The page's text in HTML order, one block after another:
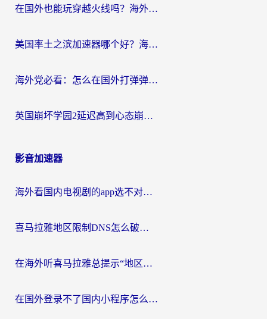
在国外也能玩穿越火线吗？海外玩家国服游戏畅玩终极指南
美国率土之滨加速器哪个好？海外党国服游戏畅玩终极指南（附多游戏解决方案）
海外党必看：怎么在国外打弹弹堂不卡？番茄加速器亲测指南
英国崩坏学园2延迟高到心态崩？海外党国服游戏加速终极指南
影音加速器
海外看国内电视剧的app选不对？这份回国加速器避坑指南帮你流畅追剧
喜马拉雅地区限制DNS怎么破？海外党听国内音乐听书的终极解决方案
在海外听喜马拉雅总提示“地区限制”？3步轻松解除+听国内音乐全攻略
在国外登录不了国内小程序怎么办？选对回国加速器，轻松解锁国内资源